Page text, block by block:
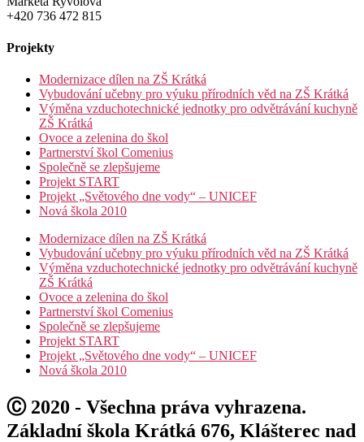
+420 736 472 815
Projekty
Modernizace dílen na ZŠ Krátká
Vybudování učebny pro výuku přírodních věd na ZŠ Krátká
Výměna vzduchotechnické jednotky pro odvětrávání kuchyně
ZŠ Krátká
Ovoce a zelenina do škol
Partnerství škol Comenius
Společně se zlepšujeme
Projekt START
Projekt „Světového dne vody“ – UNICEF
Nová škola 2010
Modernizace dílen na ZŠ Krátká
Vybudování učebny pro výuku přírodních věd na ZŠ Krátká
Výměna vzduchotechnické jednotky pro odvětrávání kuchyně
ZŠ Krátká
Ovoce a zelenina do škol
Partnerství škol Comenius
Společně se zlepšujeme
Projekt START
Projekt „Světového dne vody“ – UNICEF
Nová škola 2010
Ⓒ 2020 - Všechna práva vyhrazena.
Základní škola Krátká 676, Klášterec nad